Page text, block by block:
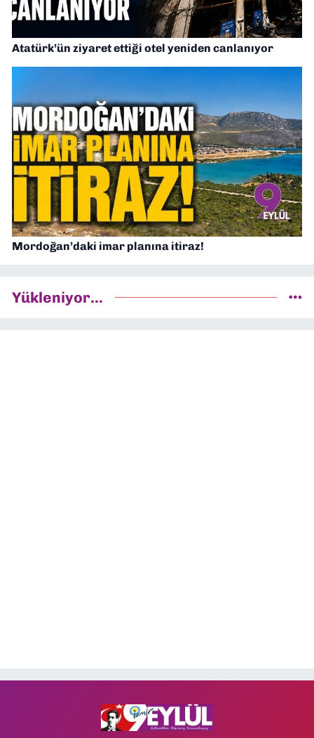
Atatürk’ün ziyaret ettiği otel yeniden canlanıyor
Mordoğan’daki imar planına itiraz!
Yükleniyor...